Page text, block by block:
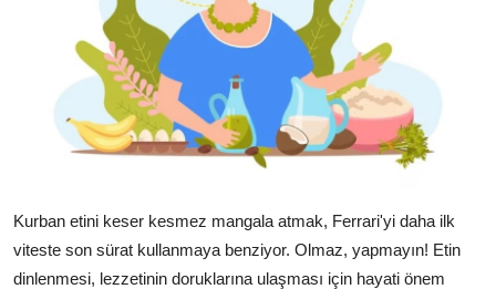
Kurban etini keser kesmez mangala atmak, Ferrari'yi daha ilk
viteste son sürat kullanmaya benziyor. Olmaz, yapmayın! Etin
dinlenmesi, lezzetinin doruklarına ulaşması için hayati önem